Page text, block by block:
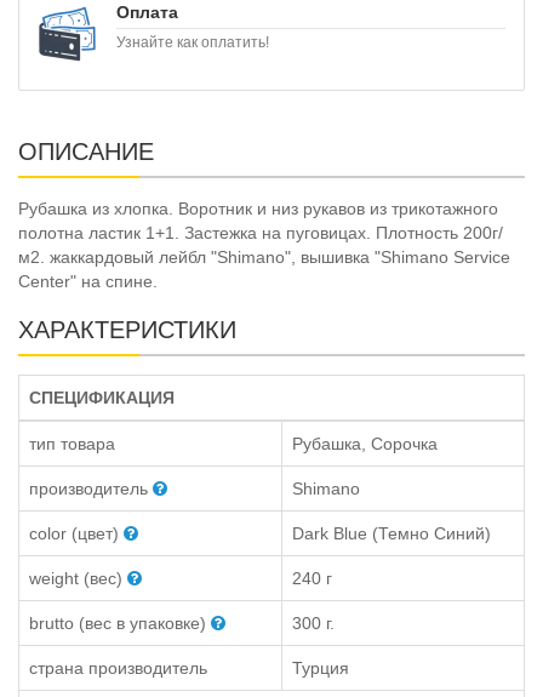
Оплата
Узнайте как оплатить!
ОПИСАНИЕ
Рубашка из хлопка. Воротник и низ рукавов из трикотажного
полотна ластик 1+1. Застежка на пуговицах. Плотность 200г/
м2. жаккардовый лейбл "Shimano", вышивка "Shimano Service
Center" на спине.
ХАРАКТЕРИСТИКИ
СПЕЦИФИКАЦИЯ
тип товара Рубашка, Сорочка
производитель Shimano
color (цвет) Dark Blue (Темно Синий)
weight (вес) 240 г
brutto (вес в упаковке) 300 г.
страна производитель Турция